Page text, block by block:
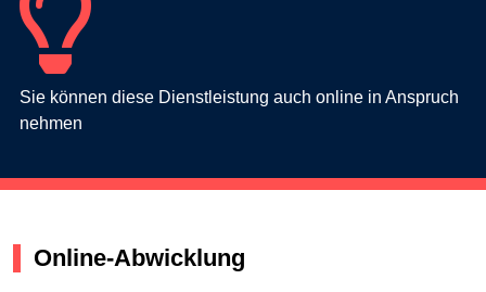
Sie können diese Dienstleistung auch online in Anspruch
nehmen
Online-Abwicklung